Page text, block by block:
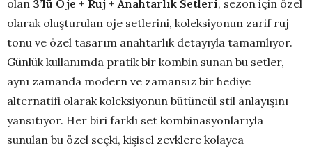
olan 3’lü Oje + Ruj + Anahtarlık Setleri, sezon için özel
olarak oluşturulan oje setlerini, koleksiyonun zarif ruj
tonu ve özel tasarım anahtarlık detayıyla tamamlıyor.
Günlük kullanımda pratik bir kombin sunan bu setler,
aynı zamanda modern ve zamansız bir hediye
alternatifi olarak koleksiyonun bütüncül stil anlayışını
yansıtıyor. Her biri farklı set kombinasyonlarıyla
sunulan bu özel seçki, kişisel zevklere kolayca